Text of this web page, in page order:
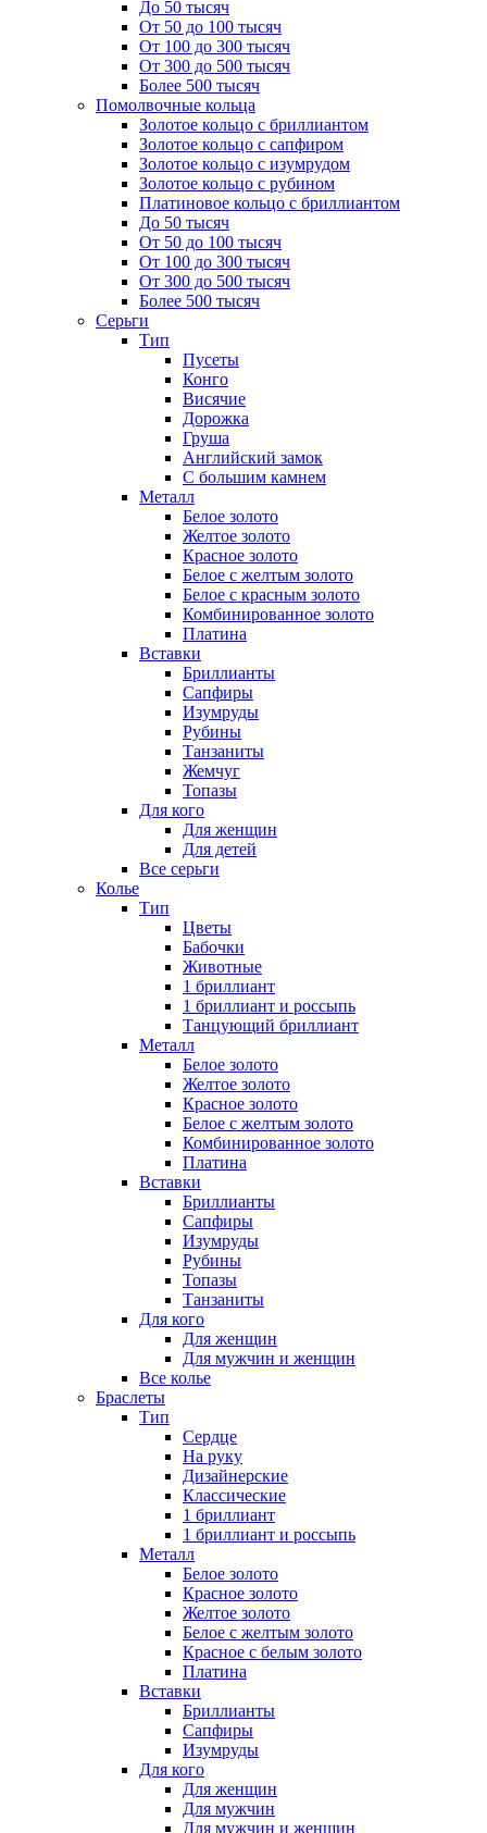
До 50 тысяч
От 50 до 100 тысяч
От 100 до 300 тысяч
От 300 до 500 тысяч
Более 500 тысяч
Помолвочные кольца
Золотое кольцо с бриллиантом
Золотое кольцо с сапфиром
Золотое кольцо с изумрудом
Золотое кольцо с рубином
Платиновое кольцо с бриллиантом
До 50 тысяч
От 50 до 100 тысяч
От 100 до 300 тысяч
От 300 до 500 тысяч
Более 500 тысяч
Серьги
Тип
Пусеты
Конго
Висячие
Дорожка
Груша
Английский замок
С большим камнем
Металл
Белое золото
Желтое золото
Красное золото
Белое с желтым золото
Белое с красным золото
Комбинированное золото
Платина
Вставки
Бриллианты
Сапфиры
Изумруды
Рубины
Танзаниты
Жемчуг
Топазы
Для кого
Для женщин
Для детей
Все серьги
Колье
Тип
Цветы
Бабочки
Животные
1 бриллиант
1 бриллиант и россыпь
Танцующий бриллиант
Металл
Белое золото
Желтое золото
Красное золото
Белое с желтым золото
Комбинированное золото
Платина
Вставки
Бриллианты
Сапфиры
Изумруды
Рубины
Топазы
Танзаниты
Для кого
Для женщин
Для мужчин и женщин
Все колье
Браслеты
Тип
Сердце
На руку
Дизайнерские
Классические
1 бриллиант
1 бриллиант и россыпь
Металл
Белое золото
Красное золото
Желтое золото
Белое с желтым золото
Красное с белым золото
Платина
Вставки
Бриллианты
Сапфиры
Изумруды
Для кого
Для женщин
Для мужчин
Для мужчин и женщин